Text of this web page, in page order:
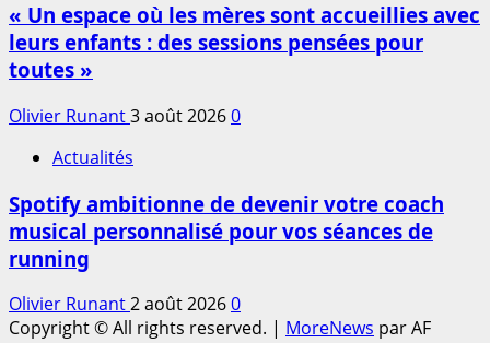
« Un espace où les mères sont accueillies avec
leurs enfants : des sessions pensées pour
toutes »
Olivier Runant3 août 20260
Actualités
Spotify ambitionne de devenir votre coach
musical personnalisé pour vos séances de
running
Olivier Runant2 août 20260
Copyright © All rights reserved. | MoreNews par AF